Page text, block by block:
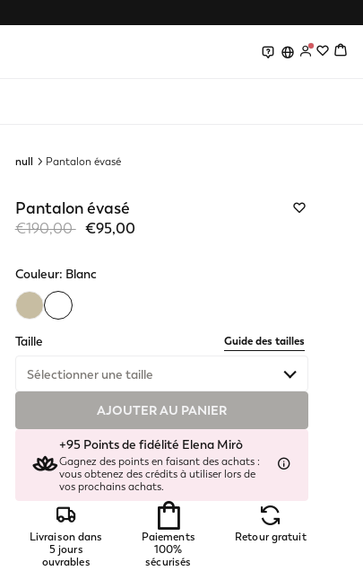
0
null Pantalon évasé
Pantalon évasé
Price reduced from
€190,00to€95,00
Couleur: Blanc
Taille
Guide des tailles
Sélectionner une taille
Disponible
Disponible
AJOUTER AU PANIER
+95 Points de fidélité Elena Mirò
Gagnez des points en faisant des achats :
vous obtenez des crédits à utiliser lors de
vos prochains achats.
Livraison dans
5 jours
ouvrables
Paiements
100%
sécurisés
Retour gratuit